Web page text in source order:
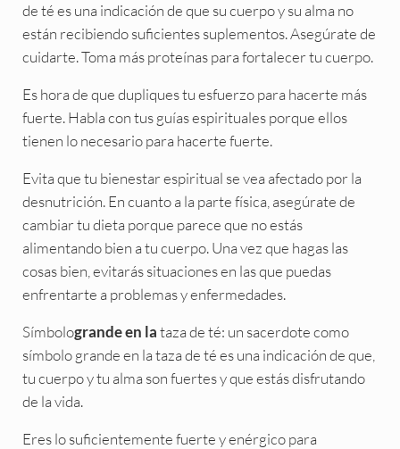
de té es una indicación de que su cuerpo y su alma no
están recibiendo suficientes suplementos. Asegúrate de
cuidarte. Toma más proteínas para fortalecer tu cuerpo.
Es hora de que dupliques tu esfuerzo para hacerte más
fuerte. Habla con tus guías espirituales porque ellos
tienen lo necesario para hacerte fuerte.
Evita que tu bienestar espiritual se vea afectado por la
desnutrición. En cuanto a la parte física, asegúrate de
cambiar tu dieta porque parece que no estás
alimentando bien a tu cuerpo. Una vez que hagas las
cosas bien, evitarás situaciones en las que puedas
enfrentarte a problemas y enfermedades.
Símbologrande en la taza de té: un sacerdote como
símbolo grande en la taza de té es una indicación de que,
tu cuerpo y tu alma son fuertes y que estás disfrutando
de la vida.
Eres lo suficientemente fuerte y enérgico para